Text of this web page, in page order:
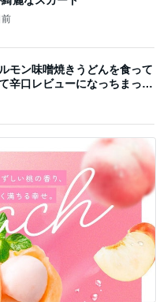
前
モン味噌焼きうどんを食って
辛口レビューになっちまった